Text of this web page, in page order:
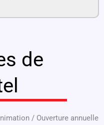
de
/ Ouverture annuelle